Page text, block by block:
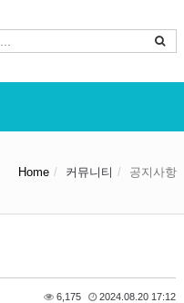
Home 커뮤니티 공지사항
6,175 2024.08.20 17:12